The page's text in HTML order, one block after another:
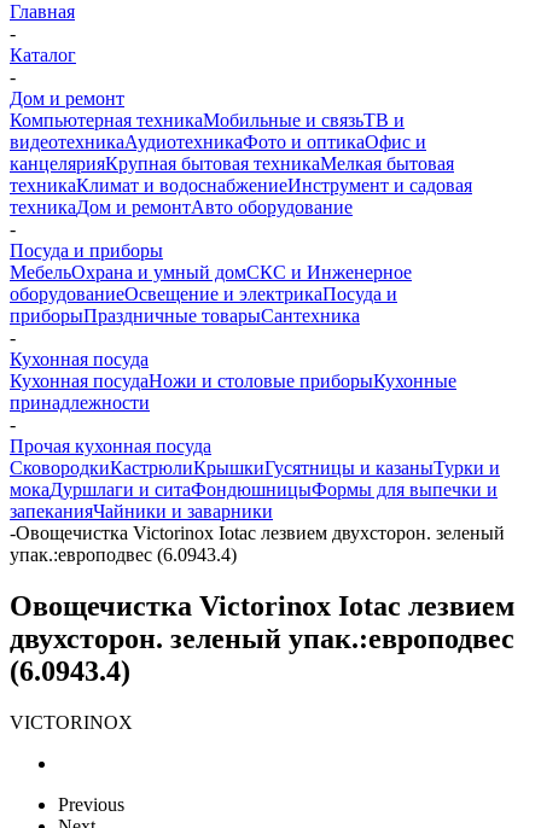
Главная
-
Каталог
-
Дом и ремонт
Компьютерная техникаМобильные и связьТВ и
видеотехникаАудиотехникаФото и оптикаОфис и
канцелярияКрупная бытовая техникаМелкая бытовая
техникаКлимат и водоснабжениеИнструмент и садовая
техникаДом и ремонтАвто оборудование
-
Посуда и приборы
МебельОхрана и умный домСКС и Инженерное
оборудованиеОсвещение и электрикаПосуда и
приборыПраздничные товарыСантехника
-
Кухонная посуда
Кухонная посудаНожи и столовые приборыКухонные
принадлежности
-
Прочая кухонная посуда
СковородкиКастрюлиКрышкиГусятницы и казаныТурки и
мокаДуршлаги и ситаФондюшницыФормы для выпечки и
запеканияЧайники и заварники
-Овощечистка Victorinox Iotaс лезвием двухсторон. зеленый
упак.:европодвес (6.0943.4)
Овощечистка Victorinox Iotaс лезвием
двухсторон. зеленый упак.:европодвес
(6.0943.4)
VICTORINOX
Previous